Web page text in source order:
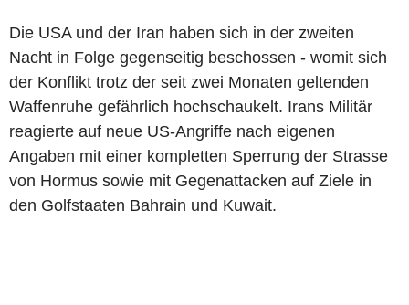
Die USA und der Iran haben sich in der zweiten
Nacht in Folge gegenseitig beschossen - womit sich
der Konflikt trotz der seit zwei Monaten geltenden
Waffenruhe gefährlich hochschaukelt. Irans Militär
reagierte auf neue US-Angriffe nach eigenen
Angaben mit einer kompletten Sperrung der Strasse
von Hormus sowie mit Gegenattacken auf Ziele in
den Golfstaaten Bahrain und Kuwait.